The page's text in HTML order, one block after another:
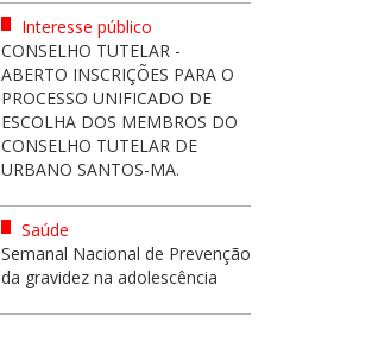
Interesse público
CONSELHO TUTELAR -
ABERTO INSCRIÇÕES PARA O
PROCESSO UNIFICADO DE
ESCOLHA DOS MEMBROS DO
CONSELHO TUTELAR DE
URBANO SANTOS-MA.
Saúde
Semanal Nacional de Prevenção
da gravidez na adolescência